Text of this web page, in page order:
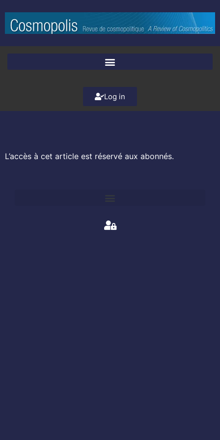
Log in
L’accès à cet article est réservé aux abonnés.